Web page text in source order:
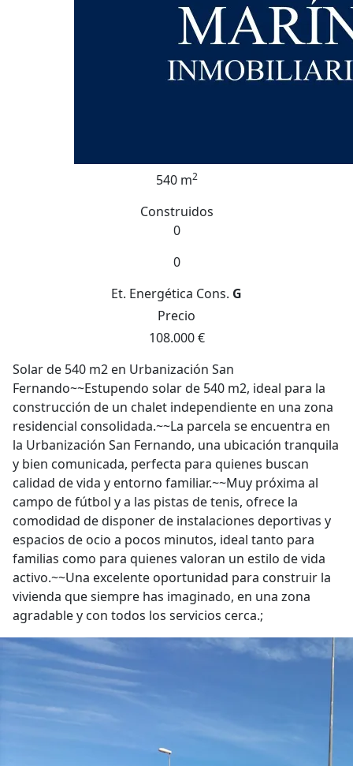
540 m2
Construidos
0
0
Et. Energética Cons. G
Precio
108.000 €
Solar de 540 m2 en Urbanización San
Fernando~~Estupendo solar de 540 m2, ideal para la
construcción de un chalet independiente en una zona
residencial consolidada.~~La parcela se encuentra en
la Urbanización San Fernando, una ubicación tranquila
y bien comunicada, perfecta para quienes buscan
calidad de vida y entorno familiar.~~Muy próxima al
campo de fútbol y a las pistas de tenis, ofrece la
comodidad de disponer de instalaciones deportivas y
espacios de ocio a pocos minutos, ideal tanto para
familias como para quienes valoran un estilo de vida
activo.~~Una excelente oportunidad para construir la
vivienda que siempre has imaginado, en una zona
agradable y con todos los servicios cerca.;